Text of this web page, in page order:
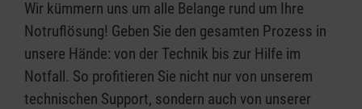
Wir kümmern uns um alle Belange rund um Ihre
Notruflösung! Geben Sie den gesamten Prozess in
unsere Hände: von der Technik bis zur Hilfe im
Notfall. So profitieren Sie nicht nur von unserem
technischen Support, sondern auch von unserer